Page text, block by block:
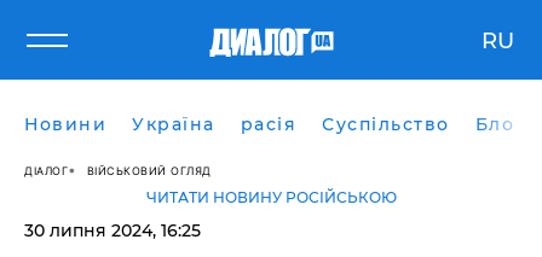
RU
Новини Україна расія Суспільство Блоги
ДІАЛОГ ВІЙСЬКОВИЙ ОГЛЯД
ЧИТАТИ НОВИНУ РОСІЙСЬКОЮ
30 липня 2024, 16:25